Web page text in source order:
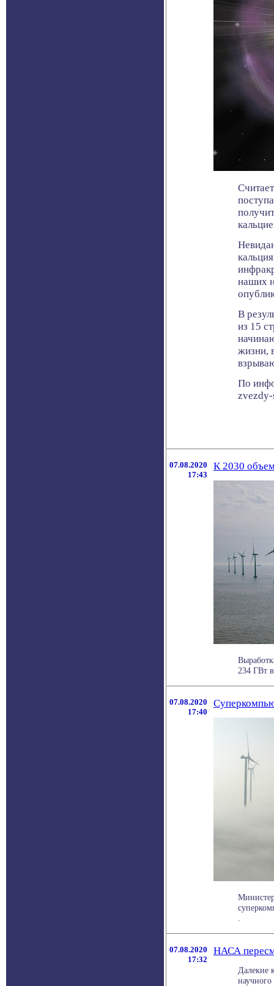
наших
В
из 15
жизни,
По
07.08.2020
17:43
К 2030
234 ГВт
07.08.2020
17:40
07.08.2020
17:32
НАСА
Далекие